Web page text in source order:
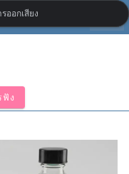
อังกฤษแบบบริติชแบบภาพ
การฟัง
ออกเสียง